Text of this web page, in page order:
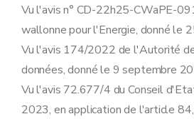
Vu l'avis n° CD-22h25-CWaPE-
wallonne pour l'Energie, donné le
Vu l'avis 174/2022 de l'Autorité
données, donné le 9 septembre
Vu l'avis 72.677/4 du Conseil
2023, en application de l'article